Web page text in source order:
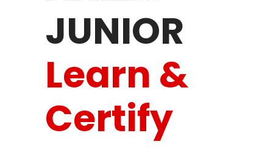
JUNIOR
Learn &
Certify